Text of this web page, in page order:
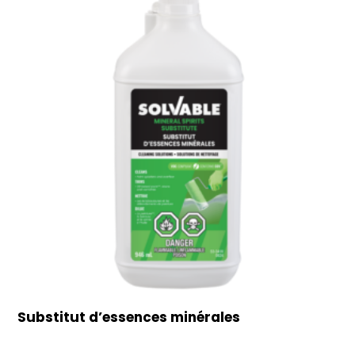
Substitut d’essences minérales